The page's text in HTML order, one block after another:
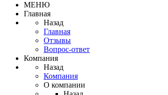
МЕНЮ
Главная
Назад
Главная
Отзывы
Вопрос-ответ
Компания
Назад
Компания
О компании